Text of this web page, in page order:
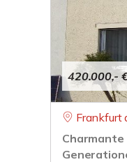
420.000,-
Frankfurt
Charmante